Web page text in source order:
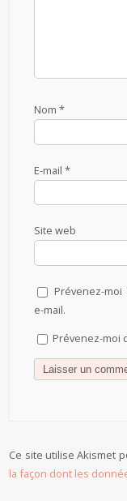
Nom*
E-mail*
Site web
Prévenez-
e-mail.
Prévenez-moi
Ce site utilise Akismet
la façon dont les